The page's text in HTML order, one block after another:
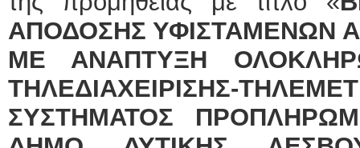
ΑΠΟΔΟΣΗΣ ΥΦΙΣΤΑΜΕΝΩΝ
ΜΕ ΑΝΑΠΤΥΞΗ
ΤΗΛΕΔΙΑΧΕΙΡΙΣΗΣ-
ΣΥΣΤΗΜΑΤΟΣ